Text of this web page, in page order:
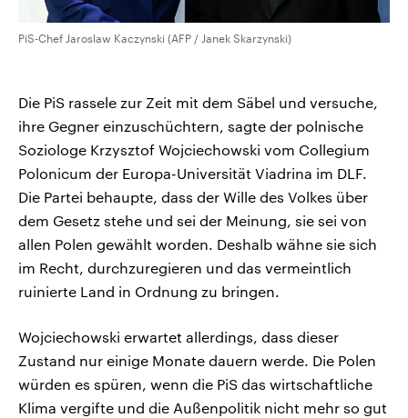
PiS-Chef Jaroslaw Kaczynski (AFP / Janek Skarzynski)
Die PiS rassele zur Zeit mit dem Säbel und versuche,
ihre Gegner einzuschüchtern, sagte der polnische
Soziologe Krzysztof Wojciechowski vom Collegium
Polonicum der Europa-Universität Viadrina im DLF.
Die Partei behaupte, dass der Wille des Volkes über
dem Gesetz stehe und sei der Meinung, sie sei von
allen Polen gewählt worden. Deshalb wähne sie sich
im Recht, durchzuregieren und das vermeintlich
ruinierte Land in Ordnung zu bringen.
Wojciechowski erwartet allerdings, dass dieser
Zustand nur einige Monate dauern werde. Die Polen
würden es spüren, wenn die PiS das wirtschaftliche
Klima vergifte und die Außenpolitik nicht mehr so gut